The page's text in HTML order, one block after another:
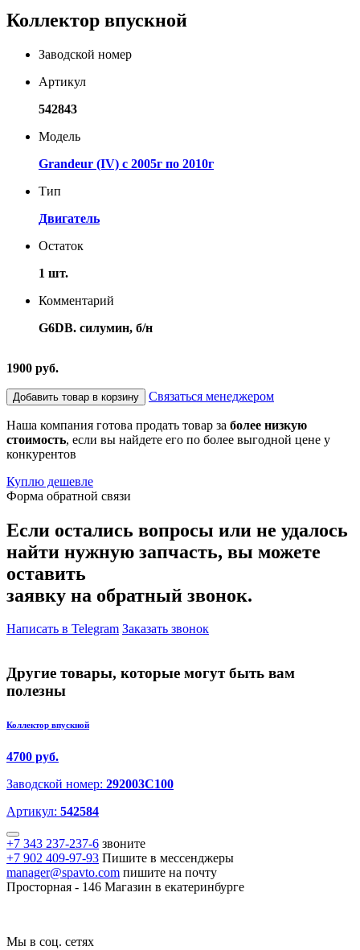
Коллектор впускной
Заводской номер
Артикул
542843
Модель
Grandeur (IV) с 2005г по 2010г
Тип
Двигатель
Остаток
1 шт.
Комментарий
G6DB. силумин, б/н
1900 руб.
Добавить товар в корзину Связаться менеджером
Наша компания готова продать товар за более низкую
стоимость, если вы найдете его по более выгодной цене у
конкурентов
Куплю дешевле
Форма обратной связи
Если остались вопросы или не удалось
найти нужную запчасть, вы можете
оставить
заявку на обратный звонок.
Написать в Telegram Заказать звонок
Другие товары, которые могут быть вам
полезны
Коллектор впускной
4700 руб.
Заводской номер: 292003C100
Артикул: 542584
+7 343 237-237-6 звоните
+7 902 409-97-93 Пишите в мессенджеры
manager@spavto.com пишите на почту
Просторная - 146 Магазин в екатеринбурге
Мы в соц. сетях